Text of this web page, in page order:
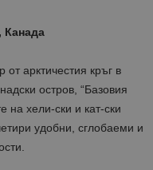
Канада
от арктичестия кръг в
остров, “Базовия
на хели-ски и кат-ски
удобни, сглобаеми и